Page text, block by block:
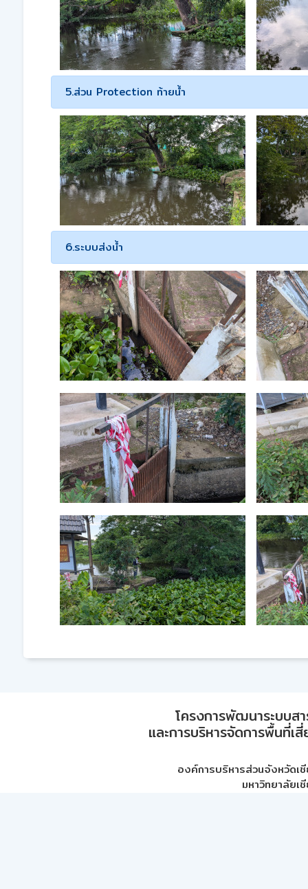
5.ส่วน Protection ท้ายน้ำ
6.ระบบส่งน้ำ
โครงการพัฒนาระบบส
และการบริหารจัดการพื้นที่เ
องค์การบริหารส่วนจังหวัดเ
มหาวิทยาลัยเ